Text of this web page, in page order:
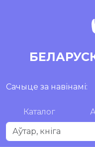
Сачыце за навінамі:
Каталог